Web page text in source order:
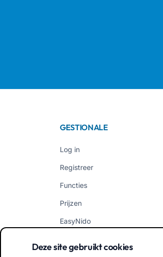
GESTIONALE
Log in
Registreer
Functies
Prijzen
EasyNido
Deze site gebruikt cookies